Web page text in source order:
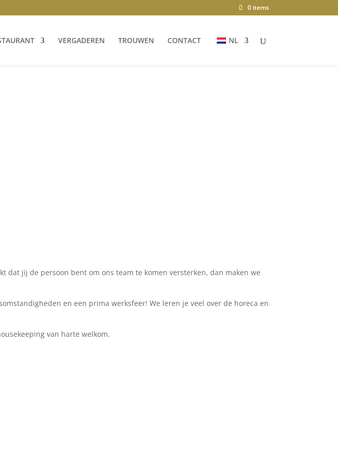
0 items
VERGADEREN TROUWEN CONTACT NL
dat jij de persoon bent om ons team te komen versterken, dan maken we
en een prima werksfeer! We leren je veel over de horeca en
van harte welkom.